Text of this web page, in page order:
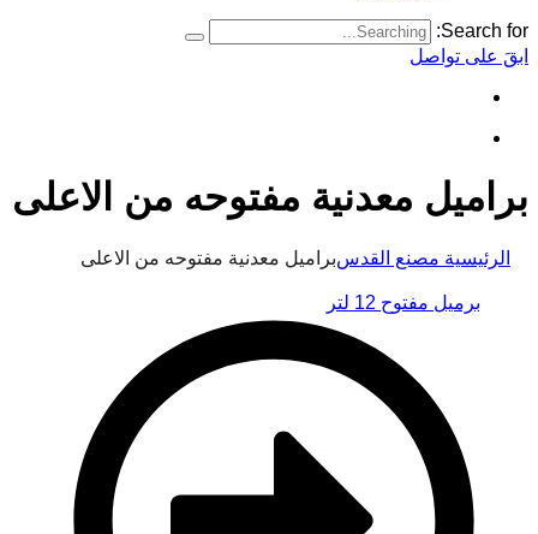
Search for:
ابقَ على تواصل
براميل معدنية مفتوحه من الاعلى
الرئيسية مصنع القدسبراميل معدنية مفتوحه من الاعلى
برميل مفتوح 12 لتر